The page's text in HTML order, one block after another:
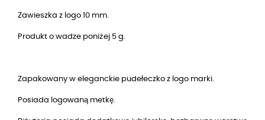
Zawieszka z logo 10 mm.
Produkt o wadze poniżej 5 g.
Zapakowany w eleganckie pudełeczko z logo marki.
Posiada logowaną metkę.